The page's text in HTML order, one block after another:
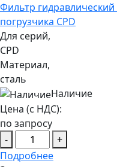
Фильтр
погрузчика CPD
Для серий,
CPD
Материал,
сталь
Наличие
Цена (с НДС):
по запросу
-
+
Подробнее